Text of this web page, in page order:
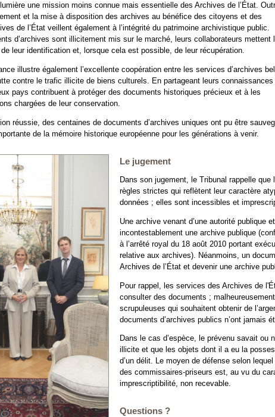
une mission moins connue mais essentielle des Archives de l’État.
et la mise à disposition des archives au bénéfice des citoyens et des
de l’État veillent également à l’intégrité du patrimoine archivistique public.
d’archives sont illicitement mis sur le marché, leurs collaborateurs mettent
leur identification et, lorsque cela est possible, de leur récupération.
illustre également l’excellente coopération entre les services d’archives
contre le trafic illicite de biens culturels. En partageant leurs connaissances
pays contribuent à protéger des documents historiques précieux et à les
chargées de leur conservation.
réussie, des centaines de documents d’archives uniques ont pu être
de la mémoire historique européenne pour les générations à venir.
Le jugement
Dans son jugement, le Tribunal rappelle
règles strictes qui reflètent leur caractère
données ; elles sont incessibles et
Une archive venant d’une autorité publique
incontestablement une archive publique
à l’arrêté royal du 18 août 2010 portant
relative aux archives). Néanmoins, un
Archives de l’État et devenir une archive
Pour rappel, les services des Archives de
consulter des documents ;
scrupuleuses qui souhaitent obtenir de
documents d’archives publics n’ont jamais
Dans le cas d’espèce, le prévenu savait ou
illicite et que les objets dont il a eu la
d’un délit. Le moyen de défense selon
des commissaires-priseurs est, au vu du
imprescriptibilité, non recevable.
Questions ?